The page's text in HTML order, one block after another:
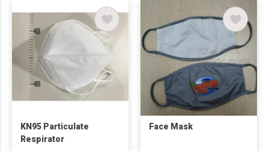
KN95 Particulate
Respirator
Face Mask